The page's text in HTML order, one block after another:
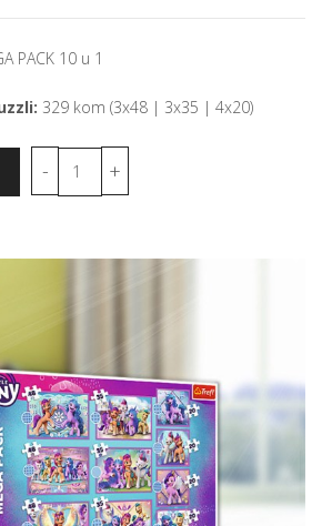
PACK 10 u 1
329 kom (3x48 | 3x35 | 4x20)